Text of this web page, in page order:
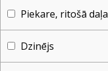
Piekare, ritošā daļa
Dzinējs